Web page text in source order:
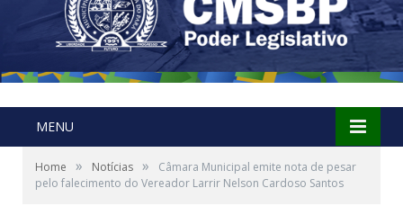
MENU
Home » Notícias »
Câmara Municipal emite nota de pesar
pelo falecimento do Vereador Larrir Nelson Cardoso Santos